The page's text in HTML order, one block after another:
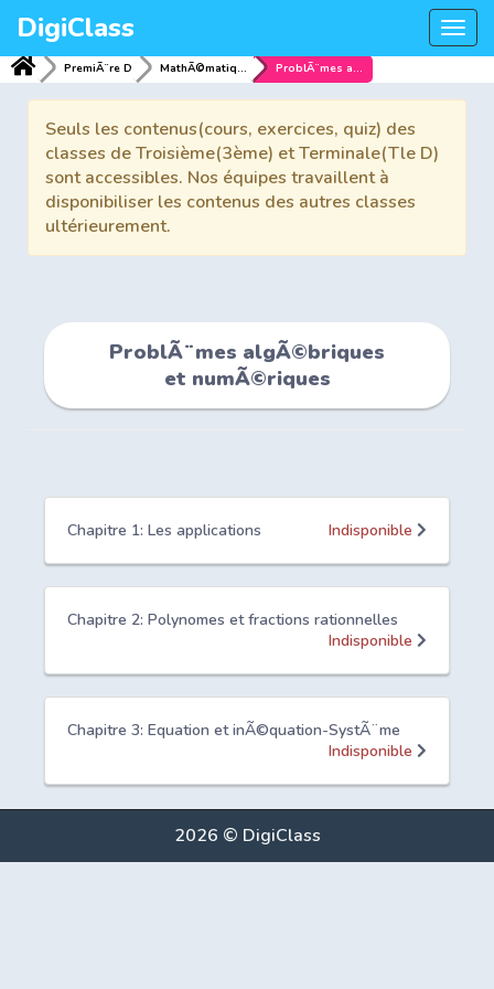
DigiClass
PremiÃ¨re D MathÃ©matiques ProblÃ¨mes algÃ©briques et numÃ©riques
Seuls les contenus(cours, exercices, quiz) des
classes de Troisième(3ème) et Terminale(Tle D)
sont accessibles. Nos équipes travaillent à
disponibiliser les contenus des autres classes
ultérieurement.
ProblÃ¨mes algÃ©briques
et numÃ©riques
Chapitre 1: Les applications Indisponible
Chapitre 2: Polynomes et fractions rationnelles
Indisponible
Chapitre 3: Equation et inÃ©quation-SystÃ¨me
Indisponible
2026 © DigiClass